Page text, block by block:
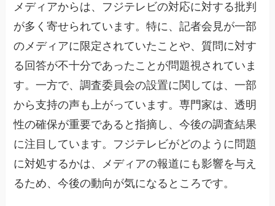
メディアからは、フジテレビの対応に対する批判
が多く寄せられています。特に、記者会見が一部
のメディアに限定されていたことや、質問に対す
る回答が不十分であったことが問題視されていま
す。一方で、調査委員会の設置に関しては、一部
から支持の声も上がっています。専門家は、透明
性の確保が重要であると指摘し、今後の調査結果
に注目しています。フジテレビがどのように問題
に対処するかは、メディアの報道にも影響を与え
るため、今後の動向が気になるところです。